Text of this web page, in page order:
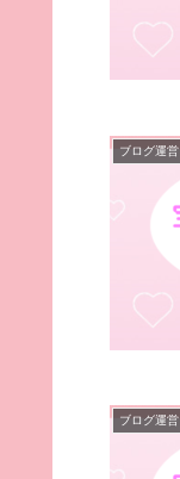
ブログ運営
ブログ運営